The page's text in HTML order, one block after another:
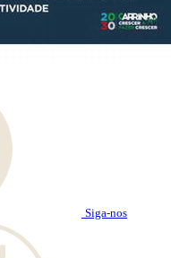
Siga-nos